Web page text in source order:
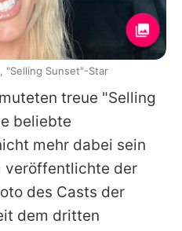
treue "Selling
beliebte
mehr dabei sein
veröffentlichte der
des Casts der
dem dritten
"Selling Sunset"-Star